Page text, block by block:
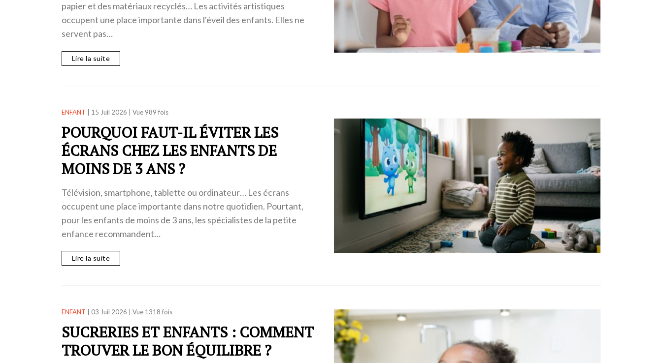
papier et des matériaux recyclés… Les activités artistiques
occupent une place importante dans l'éveil des enfants. Elles ne
servent pas…
Lire la suite
ENFANT 15 Juil 2026 Vue 989 fois
POURQUOI FAUT-IL ÉVITER LES
ÉCRANS CHEZ LES ENFANTS DE
MOINS DE 3 ANS ?
Télévision, smartphone, tablette ou ordinateur… Les écrans
occupent une place importante dans notre quotidien. Pourtant,
pour les enfants de moins de 3 ans, les spécialistes de la petite
enfance recommandent…
Lire la suite
ENFANT 03 Juil 2026 Vue 1318 fois
SUCRERIES ET ENFANTS : COMMENT
TROUVER LE BON ÉQUILIBRE ?